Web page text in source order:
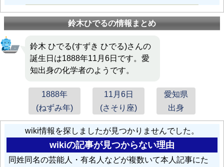
鈴木ひでるの情報まとめ
鈴木 ひでる(すずき ひでる)さんの
誕生日は1888年11月6日です。愛
知出身の化学者のようです。
1888年
(ねずみ年)
11月6日
(さそり座)
愛知県
出身
wiki情報を探しましたが見つかりませんでした。
wikiの記事が見つからない理由
同姓同名の芸能人・有名人などが複数いて本人記事にた